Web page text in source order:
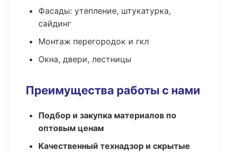
Фасады: утепление, штукатурка,
сайдинг
Монтаж перегородок и гкл
Окна, двери, лестницы
Преимущества работы с нами
Подбор и закупка материалов по
оптовым ценам
Качественный технадзор и скрытые